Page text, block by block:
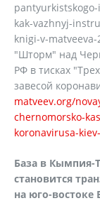
kak-vazhnyj-
knigi-v-
"Шторм" над
РФ в тисках
завесой
matveev.org/
chernomorsko-
koronavirusa-
База в Кымпия-
становится
на юго-востоке